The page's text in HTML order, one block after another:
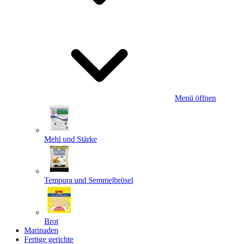
Menü öffnen
Mehl und Stärke
Tempura und Semmelbrösel
Brot
Marinaden
Fertige gerichte